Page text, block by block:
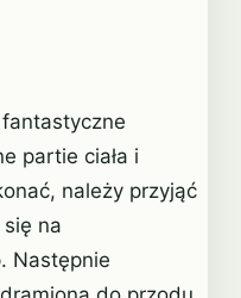
partie ciała i
należy przyjąć
na
Następnie